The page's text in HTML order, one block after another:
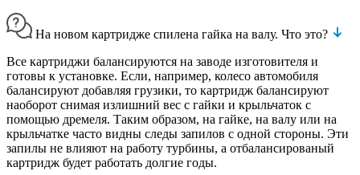
На новом картридже спилена гайка на валу. Что это?
Все картриджи балансируются на заводе изготовителя и
готовы к установке. Если, например, колесо автомобиля
балансируют добавляя грузики, то картридж балансируют
наоборот снимая излишний вес с гайки и крыльчаток с
помощью дремеля. Таким образом, на гайке, на валу или на
крыльчатке часто видны следы запилов с одной стороны. Эти
запилы не влияют на работу турбины, а отбалансированый
картридж будет работать долгие годы.